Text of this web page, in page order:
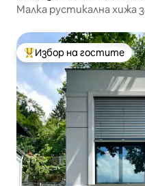
Малка рустикална хижа
Най-популярен избор
Избор на гостите